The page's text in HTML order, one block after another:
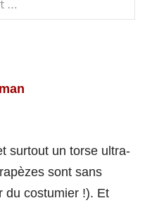
…
surtout un torse ultra-
sont sans
du costumier !). Et